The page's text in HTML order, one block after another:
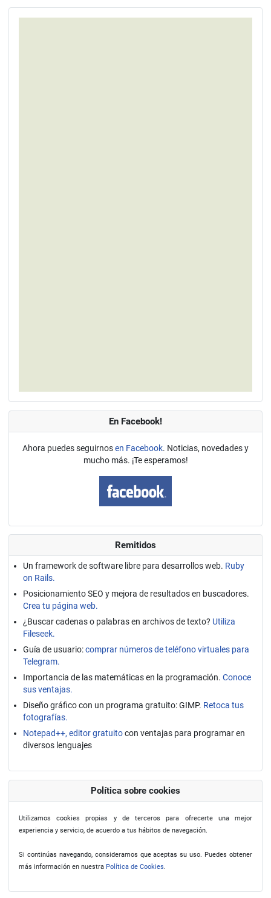
En Facebook!
Ahora puedes seguirnosen Facebook. Noticias, novedades y
mucho más. ¡Te esperamos!
Remitidos
Un framework de software libre para desarrollos web. Ruby
on Rails.
Posicionamiento SEO y mejora de resultados en buscadores.
Crea tu página web.
¿Buscar cadenas o palabras en archivos de texto? Utiliza
Fileseek.
Guía de usuario:comprar números de teléfono virtuales para
Telegram.
Importancia de las matemáticas en la programación. Conoce
sus ventajas.
Diseño gráfico con un programa gratuito: GIMP. Retoca tus
fotografías.
Notepad++, editor gratuitocon ventajas para programar en
diversos lenguajes
Política sobre cookies
Utilizamos cookies propias y de terceros para ofrecerte una mejor
experiencia y servicio, de acuerdo a tus hábitos de navegación.
Si continúas navegando, consideramos que aceptas su uso. Puedes obtener
más información en nuestra Política de Cookies.